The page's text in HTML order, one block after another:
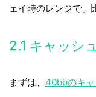
ェイ時のレンジで、
2.1 キャッシ
まずは、 40bbのキ